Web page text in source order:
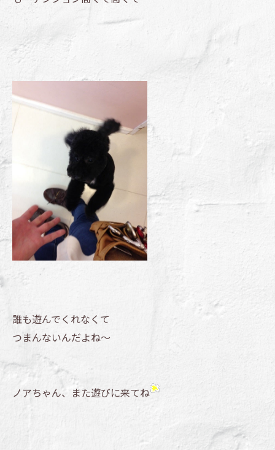
誰も遊んでくれなくて
つまんないんだよね～
ノアちゃん、また遊びに来てね